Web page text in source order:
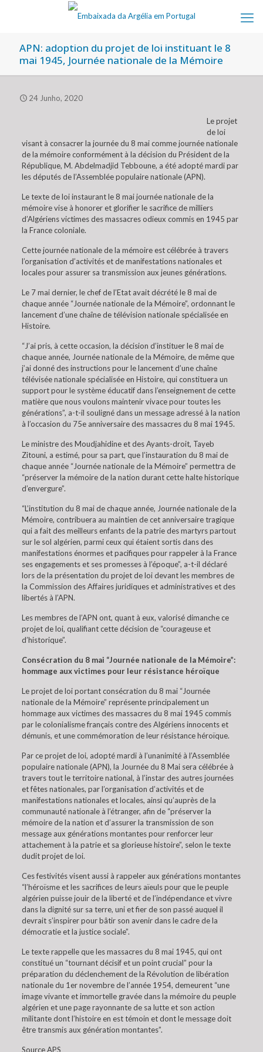
APN: adoption du projet de loi instituant le 8
mai 1945, Journée nationale de la Mémoire
24 Junho, 2020
Le projet
de loi
visant à consacrer la journée du 8 mai comme journée nationale
de la mémoire conformément à la décision du Président de la
République, M. Abdelmadjid Tebboune, a été adopté mardi par
les députés de l’Assemblée populaire nationale (APN).
Le texte de loi instaurant le 8 mai journée nationale de la
mémoire vise à honorer et glorifier le sacrifice de milliers
d’Algériens victimes des massacres odieux commis en 1945 par
la France coloniale.
Cette journée nationale de la mémoire est célébrée à travers
l’organisation d’activités et de manifestations nationales et
locales pour assurer sa transmission aux jeunes générations.
Le 7 mai dernier, le chef de l’Etat avait décrété le 8 mai de
chaque année “Journée nationale de la Mémoire”, ordonnant le
lancement d’une chaîne de télévision nationale spécialisée en
Histoire.
“J’ai pris, à cette occasion, la décision d’instituer le 8 mai de
chaque année, Journée nationale de la Mémoire, de même que
j’ai donné des instructions pour le lancement d’une chaîne
télévisée nationale spécialisée en Histoire, qui constituera un
support pour le système éducatif dans l’enseignement de cette
matière que nous voulons maintenir vivace pour toutes les
générations”, a-t-il souligné dans un message adressé à la nation
à l’occasion du 75e anniversaire des massacres du 8 mai 1945.
Le ministre des Moudjahidine et des Ayants-droit, Tayeb
Zitouni, a estimé, pour sa part, que l’instauration du 8 mai de
chaque année “Journée nationale de la Mémoire” permettra de
“préserver la mémoire de la nation durant cette halte historique
d’envergure”.
“L’institution du 8 mai de chaque année, Journée nationale de la
Mémoire, contribuera au maintien de cet anniversaire tragique
qui a fait des meilleurs enfants de la patrie des martyrs partout
sur le sol algérien, parmi ceux qui étaient sortis dans des
manifestations énormes et pacifiques pour rappeler à la France
ses engagements et ses promesses à l’époque”, a-t-il déclaré
lors de la présentation du projet de loi devant les membres de
la Commission des Affaires juridiques et administratives et des
libertés à l’APN.
Les membres de l’APN ont, quant à eux, valorisé dimanche ce
projet de loi, qualifiant cette décision de “courageuse et
d’historique”.
Consécration du 8 mai “Journée nationale de la Mémoire”:
hommage aux victimes pour leur résistance héroïque
Le projet de loi portant consécration du 8 mai “Journée
nationale de la Mémoire” représente principalement un
hommage aux victimes des massacres du 8 mai 1945 commis
par le colonialisme français contre des Algériens innocents et
démunis, et une commémoration de leur résistance héroïque.
Par ce projet de loi, adopté mardi à l’unanimité à l’Assemblée
populaire nationale (APN), la Journée du 8 Mai sera célébrée à
travers tout le territoire national, à l’instar des autres journées
et fêtes nationales, par l’organisation d’activités et de
manifestations nationales et locales, ainsi qu’auprès de la
communauté nationale à l’étranger, afin de “préserver la
mémoire de la nation et d’assurer la transmission de son
message aux générations montantes pour renforcer leur
attachement à la patrie et sa glorieuse histoire”, selon le texte
dudit projet de loi.
Ces festivités visent aussi à rappeler aux générations montantes
“l’héroïsme et les sacrifices de leurs aïeuls pour que le peuple
algérien puisse jouir de la liberté et de l’indépendance et vivre
dans la dignité sur sa terre, uni et fier de son passé auquel il
devrait s’inspirer pour bâtir son avenir dans le cadre de la
démocratie et la justice sociale”.
Le texte rappelle que les massacres du 8 mai 1945, qui ont
constitué un “tournant décisif et un point crucial” pour la
préparation du déclenchement de la Révolution de libération
nationale du 1er novembre de l’année 1954, demeurent “une
image vivante et immortelle gravée dans la mémoire du peuple
algérien et une page rayonnante de sa lutte et son action
militante dont l’histoire en est témoin et dont le message doit
être transmis aux génération montantes”.
Source APS